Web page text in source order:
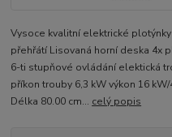
Vysoce kvalitní elektrické
přehřátí Lisovaná horní deska 4x
6-ti stupňové ovládání elektická
příkon trouby 6,3 kW výkon 16
Délka 80.00 cm... celý popis